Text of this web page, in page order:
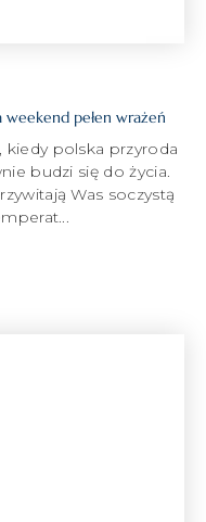
pełen wrażeń
polska przyroda
budzi się do życia.
Was soczystą